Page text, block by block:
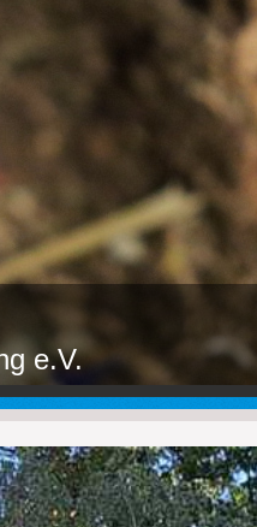
e.V.